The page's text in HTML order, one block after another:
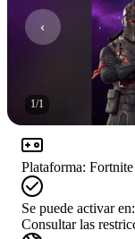
1/1
Plataforma: Fortnite
Se puede activar en:
Consultar las